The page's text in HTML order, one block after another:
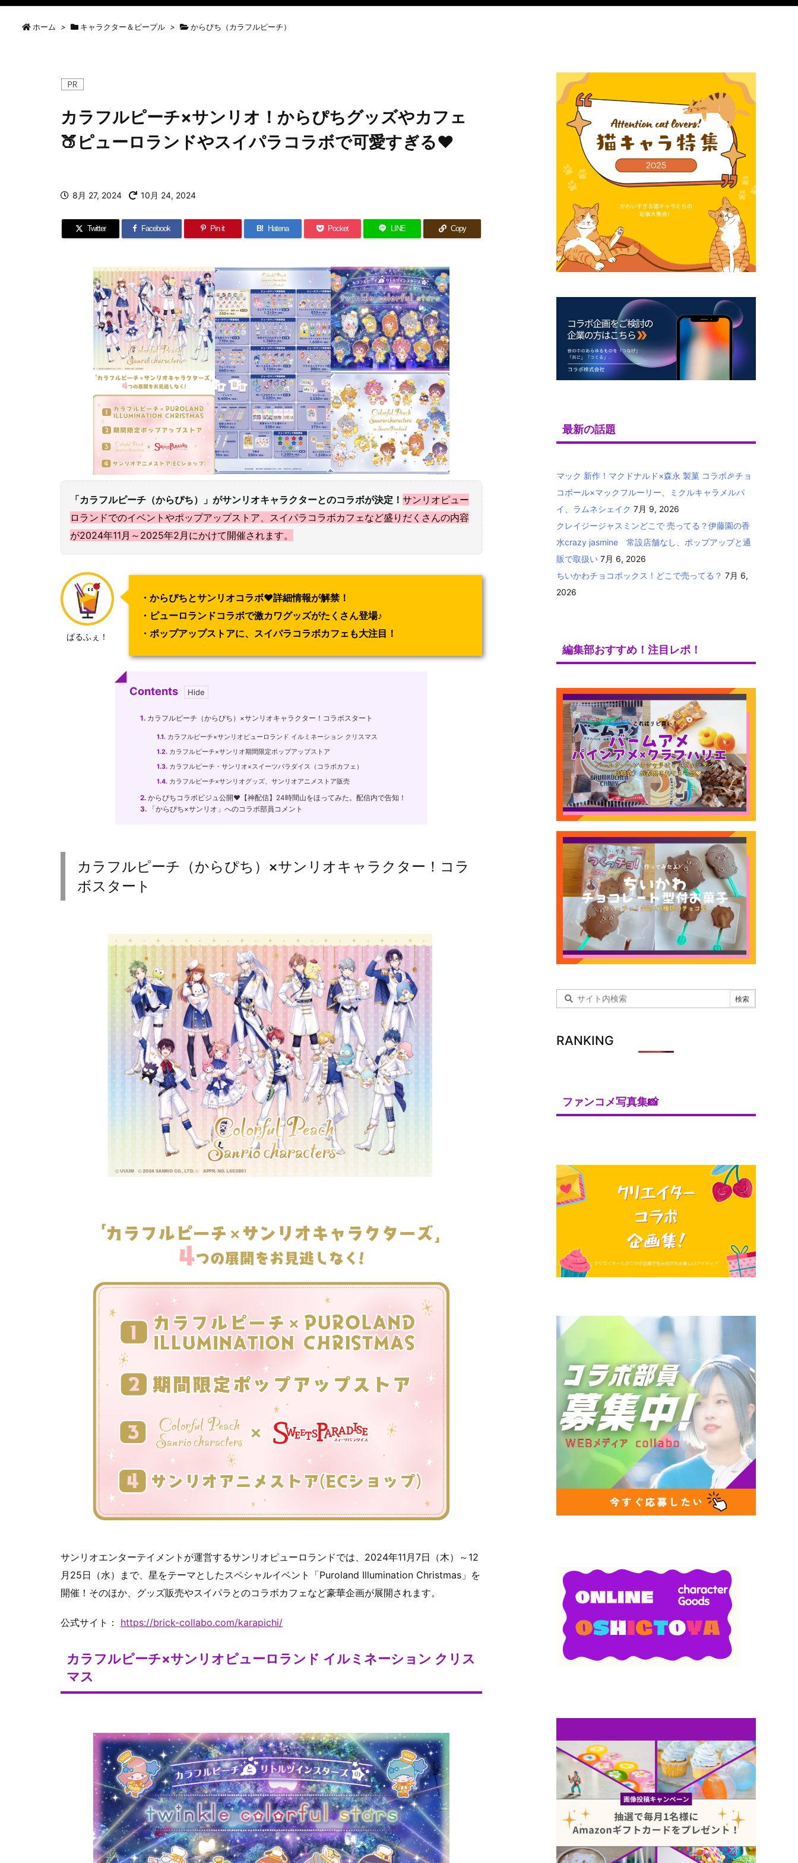
ホーム > キャラクター＆ピープル > からぴち（カラフルピーチ）
カラフルピーチ×サンリオ！からぴちグッズやカフェ
🍑ピューロランドやスイパラコラボで可愛すぎる♥
8月 27, 2024 10月 24, 2024
Twitter Facebook Pin it B! Hatena Pocket LINE Copy
「カラフルピーチ（からぴち）」がサンリオキャラクターとのコラボが決定！ サンリオピュー
ロランドでのイベントやポップアップストア、スイパラコラボカフェなど盛りだくさんの内容
が2024年11月～2025年2月にかけて開催されます。
ぱるふぇ！
・からぴちとサンリオコラボ♥詳細情報が解禁！
・ピューロランドコラボで激カワグッズがたくさん登場♪
・ポップアップストアに、スイパラコラボカフェも大注目！
Contents
1. カラフルピーチ（からぴち）×サンリオキャラクター！コラボスタート
1.1. カラフルピーチ×サンリオピューロランド イルミネーション クリスマス
1.2. カラフルピーチ×サンリオ期間限定ポップアップストア
1.3. カラフルピーチ・サンリオ×スイーツパラダイス（コラボカフェ）
1.4. カラフルピーチ×サンリオグッズ、サンリオアニメストア販売
2. からぴちコラボビジュ公開♥【神配信】24時間山をほってみた。配信内で告知！
3. 「からぴち×サンリオ」へのコラボ部員コメント
カラフルピーチ（からぴち）×サンリオキャラクター！コラ
ボスタート
サンリオエンターテイメントが運営するサンリオピューロランドでは、2024年11月7日（木）～12
月25日（水）まで、星をテーマとしたスペシャルイベント「Puroland Illumination Christmas」を
開催！そのほか、グッズ販売やスイパラとのコラボカフェなど豪華企画が展開されます。
公式サイト： https://brick-collabo.com/karapichi/
カラフルピーチ×サンリオピューロランド イルミネーション クリス
マス
最新の話題
マック 新作！マクドナルド×森永 製菓 コラボ🎉チョ
コボール×マックフルーリー、ミクルキャラメルパ
イ、ラムネシェイク 7月 9, 2026
クレイジージャスミンどこで 売ってる？伊藤園の香
水crazy jasmine 常設店舗なし、ポップアップと通
販で取扱い 7月 6, 2026
ちいかわチョコボックス！どこで売ってる？ 7月 6,
2026
編集部おすすめ！注目レポ！
RANKING
ファンコメ写真集📸